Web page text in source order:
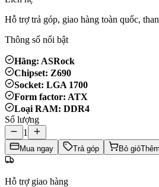
Hỗ trợ trả góp, giao hàng toàn quốc,
Thông số nổi bật
Hãng: ASRock
Chipset: Z690
Socket: LGA 1700
Form factor: ATX
Loại RAM: DDR4
Số lượng
1
Mua ngay Trả góp Bỏ giỏ
Hỗ trợ giao hàng